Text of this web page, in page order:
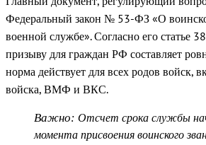
Федеральный закон № 53-ФЗ «О
военной службе».Согласно его статье
призыву для граждан РФ составляет
норма действует для всех родов войск,
войска, ВМФ и ВКС.
Важно: Отсчет срока службы
момента присвоения воинского